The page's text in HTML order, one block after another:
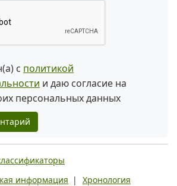
с политикой
и даю согласие на
персональных данных
информация |
Хронология